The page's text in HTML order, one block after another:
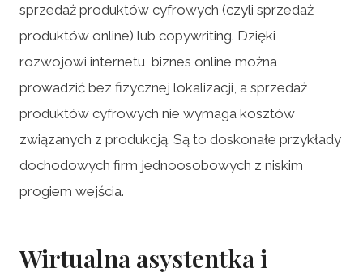
sprzedaż produktów cyfrowych (czyli sprzedaż
produktów online) lub copywriting. Dzięki
rozwojowi internetu, biznes online można
prowadzić bez fizycznej lokalizacji, a sprzedaż
produktów cyfrowych nie wymaga kosztów
związanych z produkcją. Są to doskonałe przykłady
dochodowych firm jednoosobowych z niskim
progiem wejścia.
Wirtualna asystentka i